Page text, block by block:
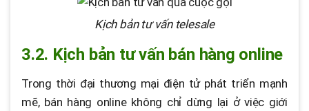
Kịch bản tư vấn telesale
3.2. Kịch bản tư vấn bán hàng online
Trong thời đại thương mại điện tử phát triển mạnh
mẽ, bán hàng online không chỉ dừng lại ở việc giới